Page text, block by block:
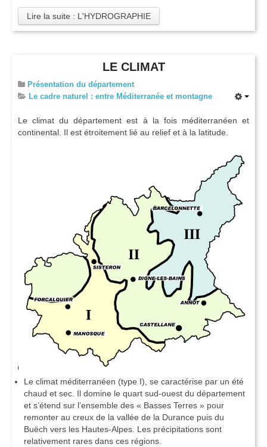
Lire la suite : L'HYDROGRAPHIE
LE CLIMAT
Présentation du département
Le cadre naturel : entre Méditerranée et montagne
Le climat du département est à la fois méditerranéen et
continental. Il est étroitement lié au relief et à la latitude.
Le climat méditerranéen (type I), se caractérise par un été
chaud et sec. Il domine le quart sud-ouest du département
et s’étend sur l’ensemble des « Basses Terres » pour
remonter au creux de la vallée de la Durance puis du
Buëch vers les Hautes-Alpes. Les précipitations sont
relativement rares dans ces régions.